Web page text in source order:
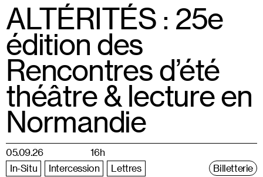
ALTÉRITÉS : 25e
édition des
Rencontres d’été
théâtre & lecture en
Normandie
05.09.26
16h
In-Situ
Intercession Lettres Billetterie